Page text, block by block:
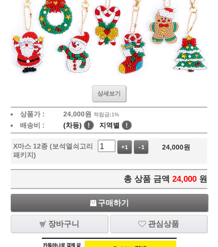
상세보기
상품가 : 24,000원 적립금:1%
배송비 : (차등) ! 지역별 !
X마스 12종 (보석열쇠고리
패키지)
+1 -1 24,000원
총 상품 금액 24,000 원
구매하기
장바구니 관심상품